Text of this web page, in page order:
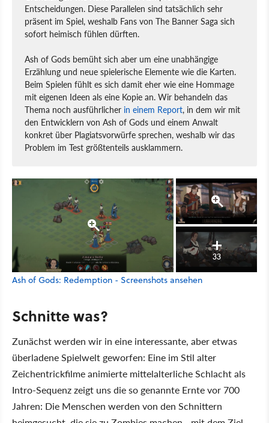
Entscheidungen. Diese Parallelen sind tatsächlich sehr
präsent im Spiel, weshalb Fans von The Banner Saga sich
sofort heimisch fühlen dürften.
Ash of Gods bemüht sich aber um eine unabhängige
Erzählung und neue spielerische Elemente wie die Karten.
Beim Spielen fühlt es sich damit eher wie eine Hommage
mit eigenen Ideen als eine Kopie an. Wir behandeln das
Thema noch ausführlicher in einem Report, in dem wir mit
den Entwicklern von Ash of Gods und einem Anwalt
konkret über Plagiatsvorwürfe sprechen, weshalb wir das
Problem im Test größtenteils ausklammern.
33
Ash of Gods: Redemption - Screenshots ansehen
Schnitte was?
Zunächst werden wir in eine interessante, aber etwas
überladene Spielwelt geworfen: Eine im Stil alter
Zeichentrickfilme animierte mittelalterliche Schlacht als
Intro-Sequenz zeigt uns die so genannte Ernte vor 700
Jahren: Die Menschen werden von den Schnittern